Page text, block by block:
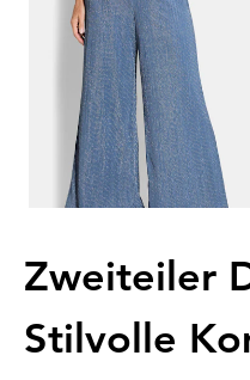
GOLDNER
119,00 CHF179,00 CHF
1
Zweiteiler
Stilvolle